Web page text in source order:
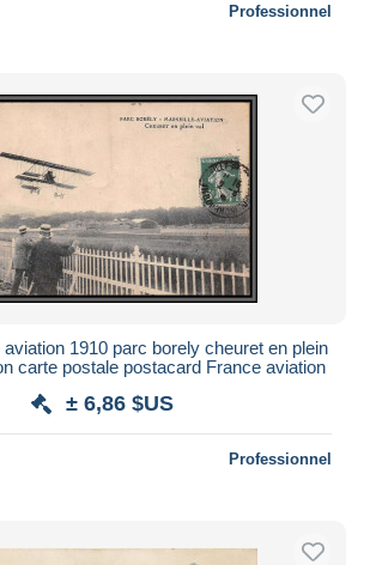
Professionnel
1910 parc borely cheuret en plein
carte postale postacard France aviation
± 6,86 $US
Professionnel